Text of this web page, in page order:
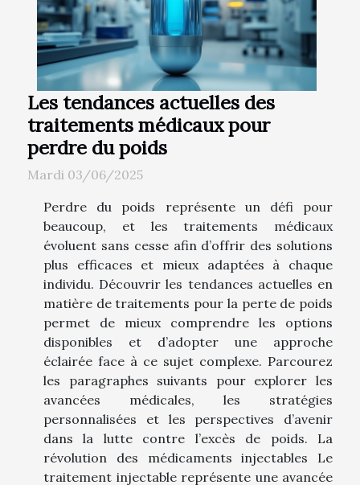
Les tendances actuelles des
traitements médicaux pour
perdre du poids
Mardi 03/06/2025
Perdre du poids représente un défi pour
beaucoup, et les traitements médicaux
évoluent sans cesse afin d’offrir des solutions
plus efficaces et mieux adaptées à chaque
individu. Découvrir les tendances actuelles en
matière de traitements pour la perte de poids
permet de mieux comprendre les options
disponibles et d’adopter une approche
éclairée face à ce sujet complexe. Parcourez
les paragraphes suivants pour explorer les
avancées médicales, les stratégies
personnalisées et les perspectives d’avenir
dans la lutte contre l’excès de poids. La
révolution des médicaments injectables Le
traitement injectable représente une avancée